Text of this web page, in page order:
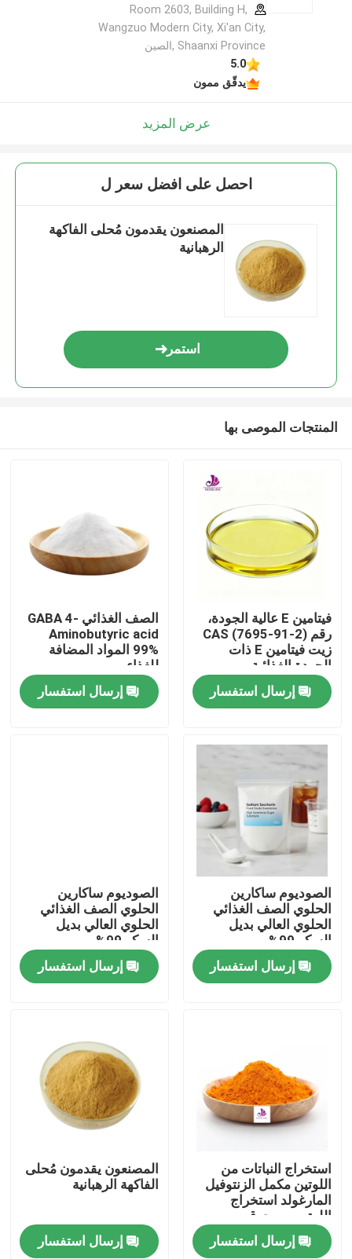
بيت
منتجات
أشرطة فيديو
معلومات عنا
اتصل بنا
اطلب اقتباس
مستخلصات نباتية طبيعية
Room 2603, Building H,
Wangzuo Modern City, Xi'an City,
Shaanxi Province ,الصين
5.0
يدقّق ممون
عرض المزيد
احصل على افضل سعر ل
المصنعون يقدمون مُحلى الفاكهة
الرهبانية
استمر
المنتجات الموصى بها
فيتامين E عالية الجودة،
رقم CAS (7695-91-2)
زيت فيتامين E ذات
الجودة الغذائية
إرسال استفسار
الصف الغذائي GABA 4-
Aminobutyric acid
99% المواد المضافة
للغذاء
إرسال استفسار
الصوديوم ساكارين
الحلوي الصف الغذائي
الحلوي العالي بديل
السكر 99%
إرسال استفسار
الصوديوم ساكارين
الحلوي الصف الغذائي
الحلوي العالي بديل
السكر 99%
إرسال استفسار
استخراج النباتات من
اللوتين مكمل الزنتوفيل
المارغولد استخراج
اللوتين مسحوق
إرسال استفسار
المصنعون يقدمون مُحلى
الفاكهة الرهبانية
إرسال استفسار